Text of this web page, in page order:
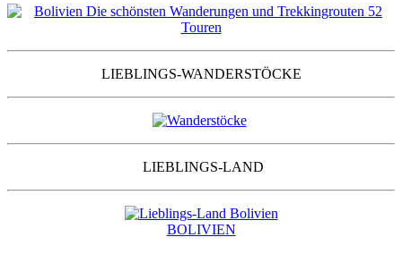
LIEBLINGS-WANDERSTÖCKE
LIEBLINGS-LAND
BOLIVIEN